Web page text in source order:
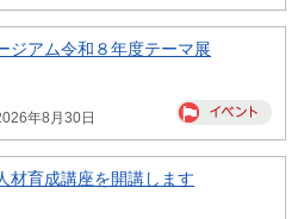
ジアム令和８年度テーマ展
年8月30日
材育成講座を開講します